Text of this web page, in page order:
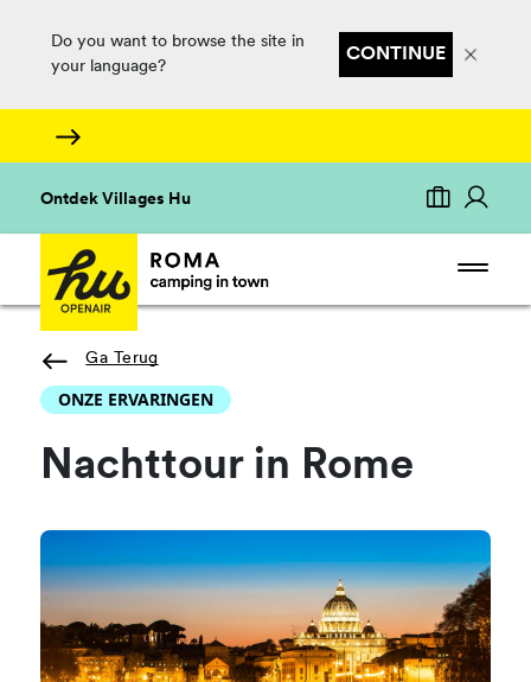
Do you want to browse the site in
your language?
CONTINUE
Ontdek Villages Hu
Ga Terug
ONZE ERVARINGEN
Nachttour in Rome